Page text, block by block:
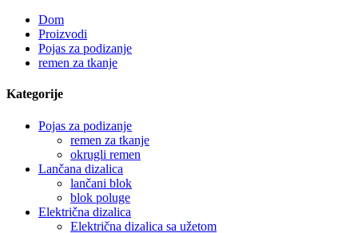
Dom
Proizvodi
Pojas za podizanje
remen za tkanje
Kategorije
Pojas za podizanje
remen za tkanje
okrugli remen
Lančana dizalica
lančani blok
blok poluge
Električna dizalica
Električna dizalica sa užetom